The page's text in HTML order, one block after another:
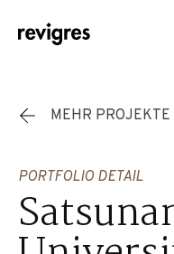
Zum Hauptinhalt springen
MEHR PROJEKTE
PORTFOLIO DETAIL